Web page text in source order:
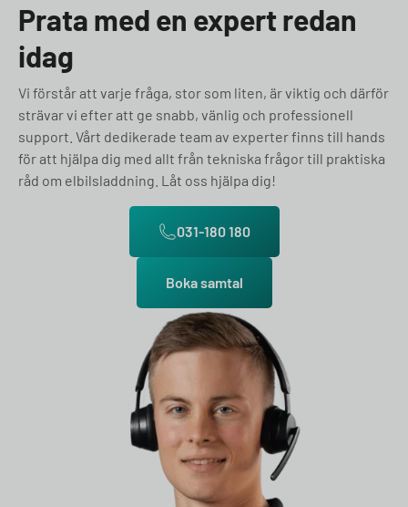
Prata med en expert redan
idag
Vi förstår att varje fråga, stor som liten, är viktig och därför
strävar vi efter att ge snabb, vänlig och professionell
support. Vårt dedikerade team av experter finns till hands
för att hjälpa dig med allt från tekniska frågor till praktiska
råd om elbilsladdning. Låt oss hjälpa dig!
031-180 180
Boka samtal